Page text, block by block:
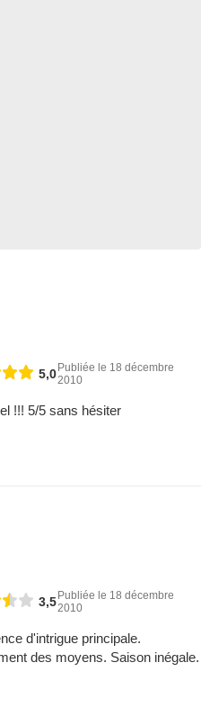
5,0Publiée le 18 décembre
2010
!!! 5/5 sans hésiter
3,5Publiée le 18 décembre
2010
d'intrigue principale.
des moyens. Saison inégale.